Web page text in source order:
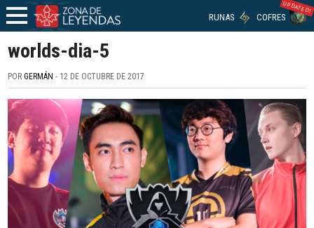
RUNAS COFRES
UPDATED!
worlds-dia-5
PORGERMÁN - 12 DE OCTUBRE DE 2017